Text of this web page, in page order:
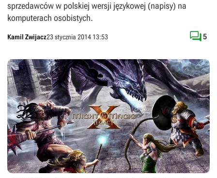
sprzedawców w polskiej wersji językowej (napisy) na
komputerach osobistych.
Kamil Zwijacz23 stycznia 2014 13:53 5